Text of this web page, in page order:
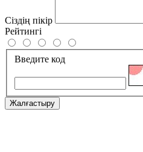
Сіздің пікір
Рейтингі
Введите код
Жалғастыру